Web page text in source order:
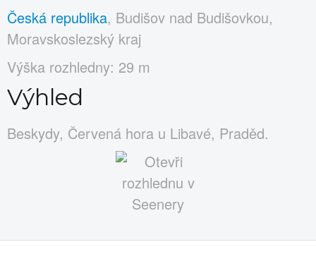
Česká republika, Budišov nad Budišovkou,
Moravskoslezský kraj
Výška rozhledny: 29 m
Výhled
Beskydy, Červená hora u Libavé, Praděd.